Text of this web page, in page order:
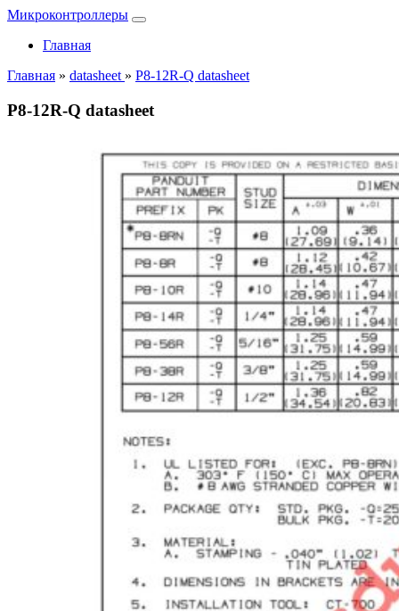
Микроконтроллеры
Главная
Главная » datasheet » P8-12R-Q datasheet
P8-12R-Q datasheet